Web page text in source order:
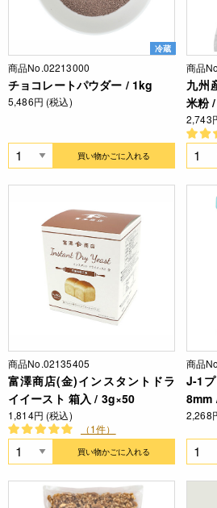
冷蔵
商品No.02213000
チョコレートパウダー / 1kg
5,486円 (税込)
買い物かごに入れる
商品
九州
米粉
2,743
商品No.02135405
富澤商店(金)インスタントドラ
イイースト 箱入 / 3g×50
1,814円 (税込)
（1件）
買い物かごに入れる
商品
J-1プ
8mm
2,268